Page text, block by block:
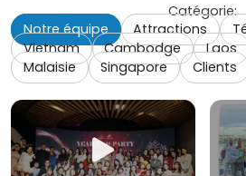
Catégorie:
Notre équipe
Attractions
Vietnam
Cambodge Laos
Malaisie
Singapore Clients